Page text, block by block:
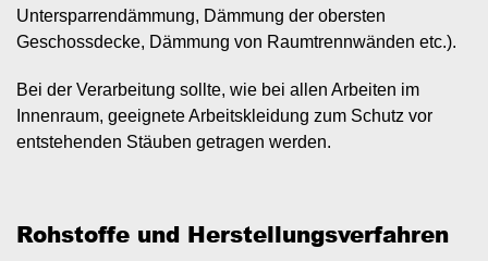
Untersparrendämmung, Dämmung der obersten
Geschossdecke, Dämmung von Raumtrennwänden etc.).
Bei der Verarbeitung sollte, wie bei allen Arbeiten im
Innenraum, geeignete Arbeitskleidung zum Schutz vor
entstehenden Stäuben getragen werden.
Rohstoffe und Herstellungsverfahren